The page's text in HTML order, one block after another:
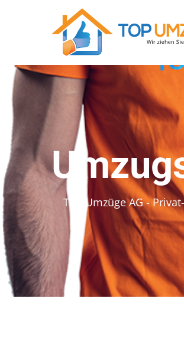
Top Umzüge AG -